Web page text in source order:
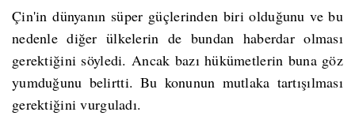
Çin'in dünyanın süper güçlerinden biri olduğunu ve bu
nedenle diğer ülkelerin de bundan haberdar olması
gerektiğini söyledi. Ancak bazı hükümetlerin buna göz
yumduğunu belirtti. Bu konunun mutlaka tartışılması
gerektiğini vurguladı.